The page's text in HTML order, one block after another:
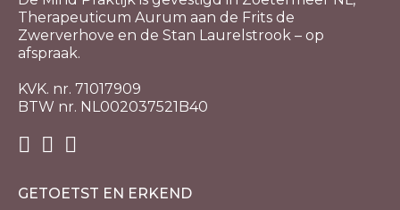
Therapeuticum Aurum aan de Frits de
Zwerverhove en de Stan Laurelstrook – op
afspraak.
KVK. nr. 71017909
BTW nr. NL002037521B40
GETOETST EN ERKEND